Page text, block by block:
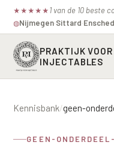
★ ★ ★ ★ ★
◍Nijmegen·Sittard·
PRAKTIJK VOOR
INJECTABLES
Voorhoofdsrimpels
Kennisbank/geen-
GEEN-